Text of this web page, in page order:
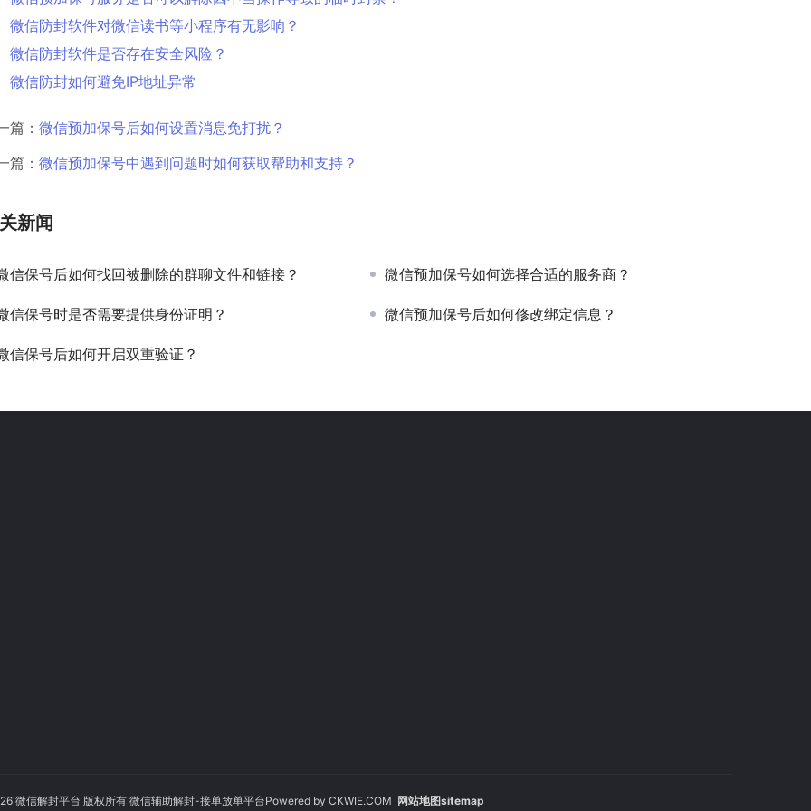
微信防封软件对微信读书等小程序有无影响？
微信防封软件是否存在安全风险？
微信防封如何避免IP地址异常
篇： 微信预加保号后如何设置消息免打扰？
篇： 微信预加保号中遇到问题时如何获取帮助和支持？
新闻
信保号后如何找回被删除的群聊文件和链接？ 微信预加保号如何选择合适的服务商？
信保号时是否需要提供身份证明？ 微信预加保号后如何修改绑定信息？
信保号后如何开启双重验证？
微信解封平台 版权所有 微信辅助解封-接单放单平台Powered by CKWIE.COM 网站地图sitemap